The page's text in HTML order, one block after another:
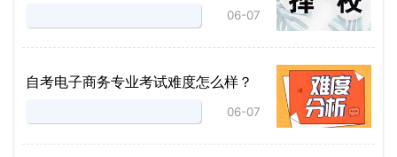
06-07
自考电子商务专业考试难度怎么样？
06-07